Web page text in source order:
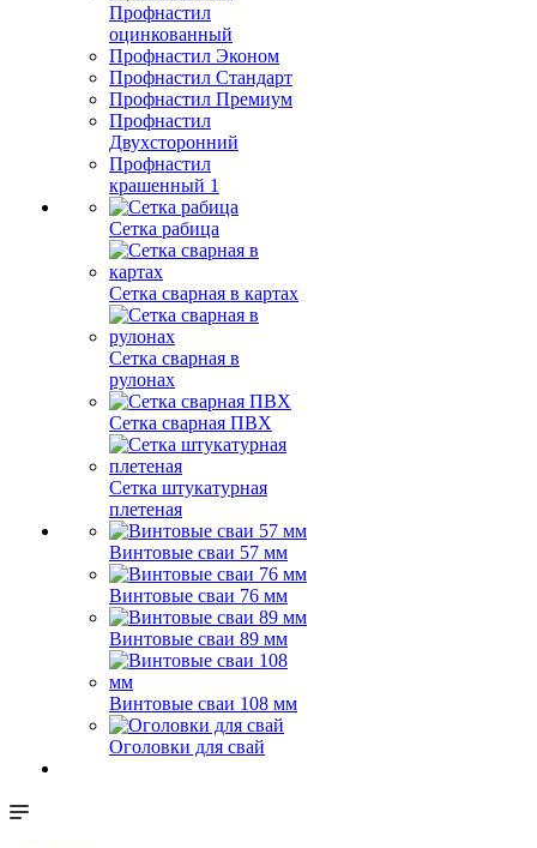
Профнастил
оцинкованный
Профнастил Эконом
Профнастил Стандарт
Профнастил Премиум
Профнастил
Двухсторонний
Профнастил
крашенный 1
Сетка рабица
Сетка сварная в картах
Сетка сварная в
рулонах
Сетка сварная ПВХ
Сетка штукатурная
плетеная
Винтовые сваи 57 мм
Винтовые сваи 76 мм
Винтовые сваи 89 мм
Винтовые сваи 108 мм
Оголовки для свай